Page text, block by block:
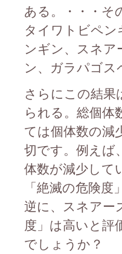
ある。・・・そ
タイワトビペ
ンギン、スネ
ン、ガラパゴ
さらにこの結果
られる。総個体
ては個体数の減
切です。例えば
体数が減少して
「絶滅の危険
逆に、スネアー
度」は高いと評
でしょうか？